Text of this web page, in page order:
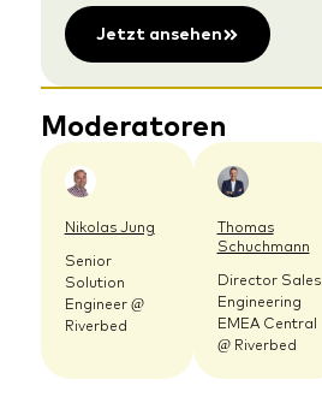
Jetzt ansehen
Moderatoren
Nikolas Jung
Senior
Solution
Engineer @
Riverbed
Thomas
Schuchmann
Director Sales
Engineering
EMEA Central
@ Riverbed